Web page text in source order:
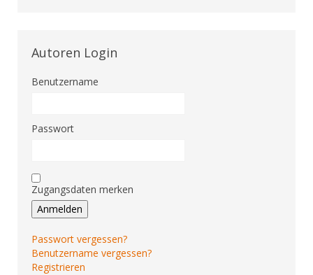
Autoren Login
Benutzername
Passwort
Zugangsdaten merken
Anmelden
Passwort vergessen?
Benutzername vergessen?
Registrieren